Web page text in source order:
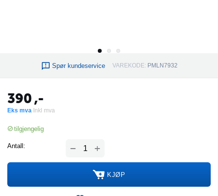
Spør kundeservice VAREKODE: PMLN7932
390,-
Eks mva Inkl mva
tilgjengelig
Antall: +
−
KJØP